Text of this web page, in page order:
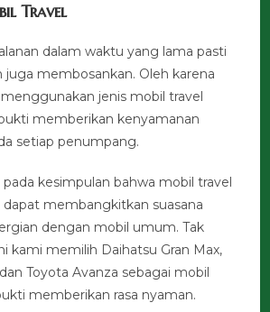
Travel
dalam waktu yang lama pasti
juga membosankan. Oleh karena
jenis mobil travel
memberikan kenyamanan
setiap penumpang.
kesimpulan bahwa mobil travel
membangkitkan suasana
dengan mobil umum. Tak
kami memilih Daihatsu Gran Max,
Toyota Avanza sebagai mobil
memberikan rasa nyaman.